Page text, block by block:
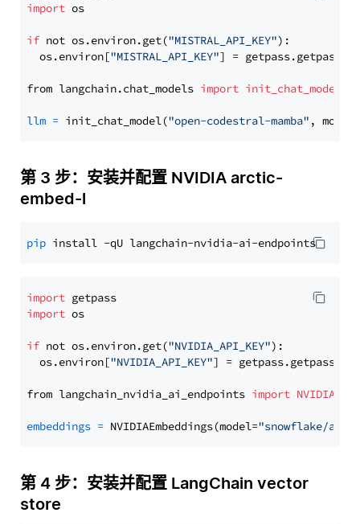
import os
if not os.environ.get("MISTRAL_API_KEY"):
  os.environ[
"MISTRAL_API_KEY"] = getpass.getpass(
from langchain.chat_models import init_chat_model
llm = init_chat_model("open-codestral-mamba" ,
第 3 步：安装并配置 NVIDIA arctic-
embed-l
pip
import
import os
if not os.environ.get("NVIDIA_API_KEY"):
  os.environ[
"NVIDIA_API_KEY"] = getpass.getpass(
from langchain_nvidia_ai_endpoints import
embeddings = NVIDIAEmbeddings(model="snowflake/
第 4 步：安装并配置 LangChain vector
store